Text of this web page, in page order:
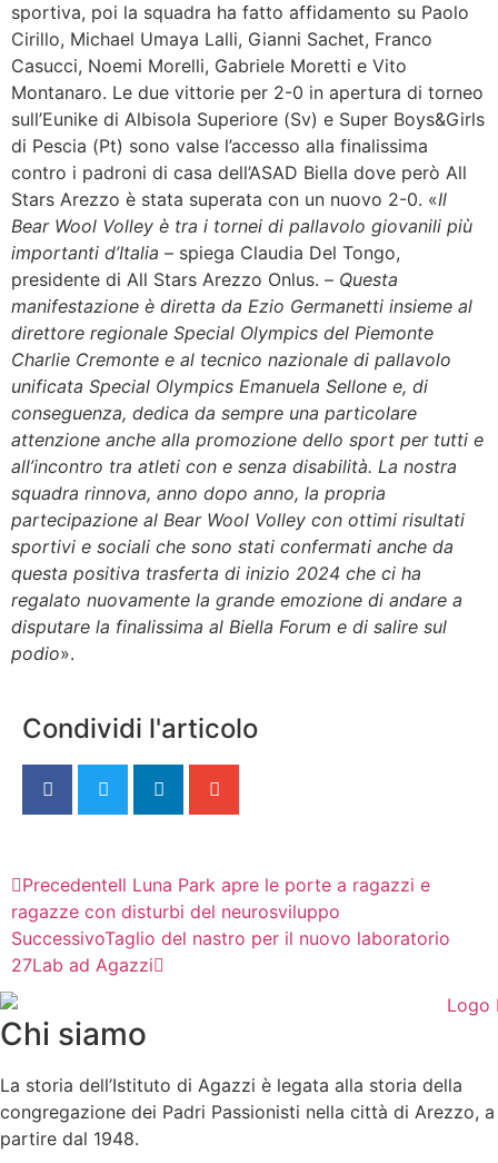
sportiva, poi la squadra ha fatto affidamento su Paolo
Cirillo, Michael Umaya Lalli, Gianni Sachet, Franco
Casucci, Noemi Morelli, Gabriele Moretti e Vito
Montanaro. Le due vittorie per 2-0 in apertura di torneo
sull’Eunike di Albisola Superiore (Sv) e Super Boys&Girls
di Pescia (Pt) sono valse l’accesso alla finalissima
contro i padroni di casa dell’ASAD Biella dove però All
Stars Arezzo è stata superata con un nuovo 2-0. «Il
Bear Wool Volley è tra i tornei di pallavolo giovanili più
importanti d’Italia – spiega Claudia Del Tongo,
presidente di All Stars Arezzo Onlus. – Questa
manifestazione è diretta da Ezio Germanetti insieme al
direttore regionale Special Olympics del Piemonte
Charlie Cremonte e al tecnico nazionale di pallavolo
unificata Special Olympics Emanuela Sellone e, di
conseguenza, dedica da sempre una particolare
attenzione anche alla promozione dello sport per tutti e
all’incontro tra atleti con e senza disabilità. La nostra
squadra rinnova, anno dopo anno, la propria
partecipazione al Bear Wool Volley con ottimi risultati
sportivi e sociali che sono stati confermati anche da
questa positiva trasferta di inizio 2024 che ci ha
regalato nuovamente la grande emozione di andare a
disputare la finalissima al Biella Forum e di salire sul
podio».
Condividi l'articolo
PrecedenteIl Luna Park apre le porte a ragazzi e
ragazze con disturbi del neurosviluppo
SuccessivoTaglio del nastro per il nuovo laboratorio
27Lab ad Agazzi
Chi siamo
La storia dell’Istituto di Agazzi è legata alla storia della
congregazione dei Padri Passionisti nella città di Arezzo, a
partire dal 1948.